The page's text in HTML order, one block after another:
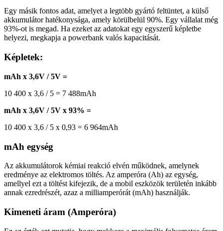
Egy másik fontos adat, amelyet a legtöbb gyártó feltüntet, a külső
akkumulátor hatékonysága, amely körülbelül 90%. Egy vállalat még
93%-ot is megad. Ha ezeket az adatokat egy egyszerű képletbe
helyezi, megkapja a powerbank valós kapacitását.
Képletek:
mAh x 3,6V / 5V =
10 400 x 3,6 / 5 = 7 488mAh
mAh x 3,6V / 5V x 93% =
10 400 x 3,6 / 5 x 0,93 = 6 964mAh
mAh egység
Az akkumulátorok kémiai reakció elvén működnek, amelynek
eredménye az elektromos töltés. Az amperóra (Ah) az egység,
amellyel ezt a töltést kifejezik, de a mobil eszközök területén inkább
annak ezredrészét, azaz a milliamperórát (mAh) használják.
Kimeneti áram (Amperóra)